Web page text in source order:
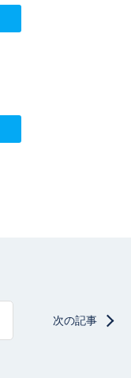
次の記事